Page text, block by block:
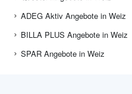
ADEG Aktiv Angebote in Weiz
BILLA PLUS Angebote in Weiz
SPAR Angebote in Weiz